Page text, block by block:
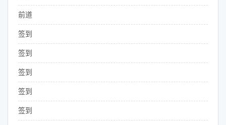
前道
签到
签到
签到
签到
签到